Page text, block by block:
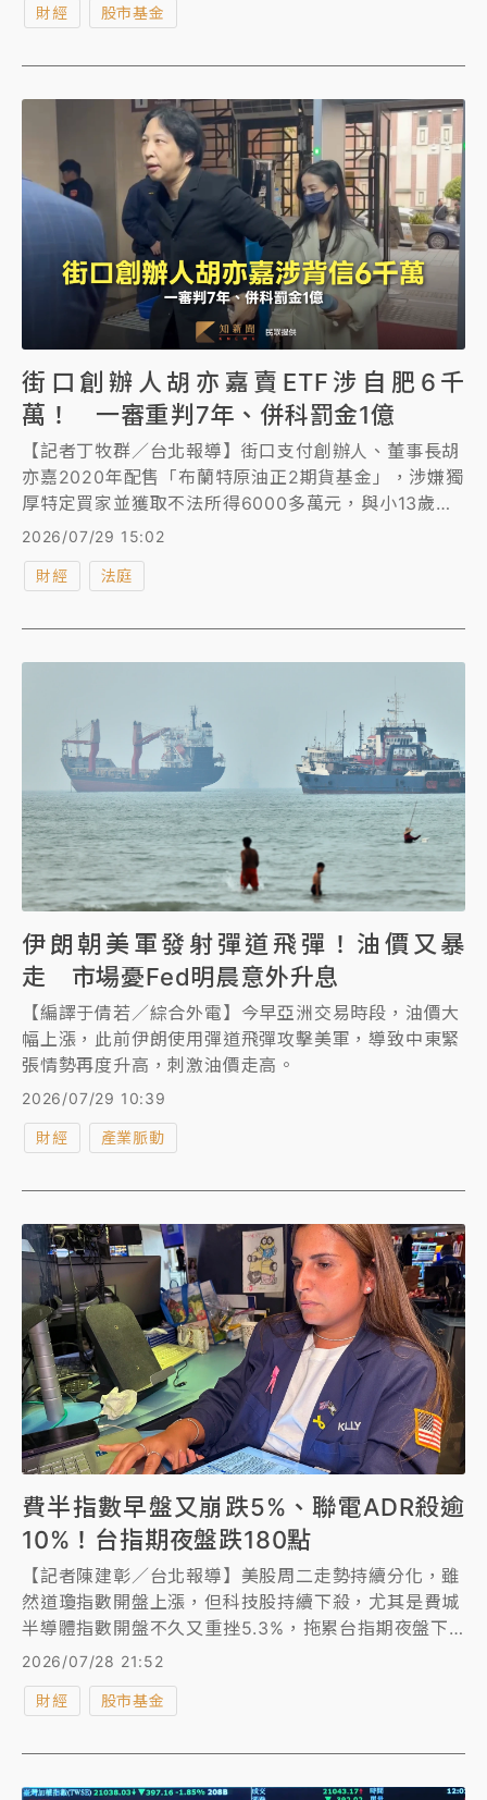
財經 股市基金
街口創辦人胡亦嘉賣ETF涉自肥6千
萬！ 一審重判7年、併科罰金1億
【記者丁牧群／台北報導】街口支付創辦人、董事長胡
亦嘉2020年配售「布蘭特原油正2期貨基金」，涉嫌獨
厚特定買家並獲取不法所得6000多萬元，與小13歲的
妻子莊郁琳等人被依《證交法》特別背信等罪起訴。台
荔「比中指」，陳思荔請法官量刑時審酌胡亦嘉犯後態
年、併科罰金1億元，偽造文書6月，得易科罰金18萬，
胡妻莊郁琳無罪。全案可上訴。
2026/07/29 15:02
財經 法庭
伊朗朝美軍發射彈道飛彈！油價又暴
走 市場憂Fed明晨意外升息
【編譯于倩若／綜合外電】今早亞洲交易時段，油價大
幅上漲，此前伊朗使用彈道飛彈攻擊美軍，導致中東緊
張情勢再度升高，刺激油價走高。
2026/07/29 10:39
財經 產業脈動
費半指數早盤又崩跌5%、聯電ADR殺逾
10%！台指期夜盤跌180點
【記者陳建彰／台北報導】美股周二走勢持續分化，雖
然道瓊指數開盤上漲，但科技股持續下殺，尤其是費城
半導體指數開盤不久又重挫5.3%，拖累台指期夜盤下
跌180點。
2026/07/28 21:52
財經 股市基金